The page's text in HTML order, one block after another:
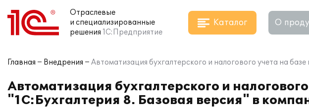
Отраслевые
и специализированные
решения 1С:Предприятие
Каталог О
Главная Внедрения Автоматизация бухгалтерского и налогового учета на
Автоматизация бухгалтерского и
"1С:Бухгалтерия 8. Базовая версия" в